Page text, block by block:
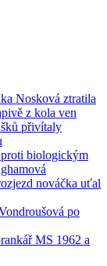
Nosková ztratila
z kola ven
přivítaly
biologickým
nováčka uťal
po
MS 1962 a